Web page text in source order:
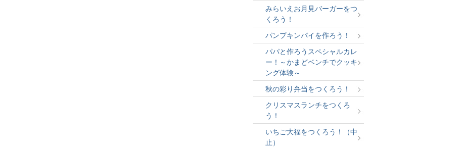
みらいえお月見バーガーをつ
くろう！
パンプキンパイを作ろう！
パパと作ろうスペシャルカレ
ー！～かまどベンチでクッキ
ング体験～
秋の彩り弁当をつくろう！
クリスマスランチをつくろ
う！
いちご大福をつくろう！（中
止）